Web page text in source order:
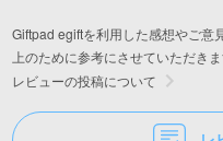
Giftpad egiftを利用した感想やご意
上のために参考にさせていただきま
レビューの投稿について